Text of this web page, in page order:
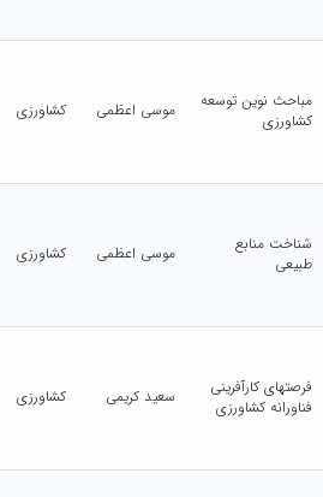
مباحث نوین توسعه
کشاورزی
موسی اعظمی کشاورزی
شناخت منابع
طبیعی
موسی اعظمی کشاورزی
فرصتهای کارآفرینی
فناورانه کشاورزی
سعید کریمی کشاورزی